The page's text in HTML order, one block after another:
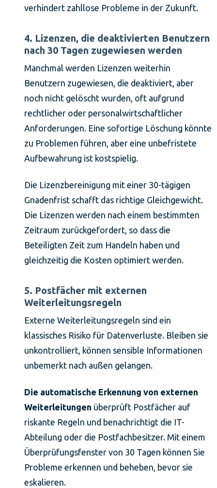
verhindert zahllose Probleme in der Zukunft.
4. Lizenzen, die deaktivierten Benutzern
nach 30 Tagen zugewiesen werden
Manchmal werden Lizenzen weiterhin
Benutzern zugewiesen, die deaktiviert, aber
noch nicht gelöscht wurden, oft aufgrund
rechtlicher oder personalwirtschaftlicher
Anforderungen. Eine sofortige Löschung könnte
zu Problemen führen, aber eine unbefristete
Aufbewahrung ist kostspielig.
Die Lizenzbereinigung mit einer 30-tägigen
Gnadenfrist schafft das richtige Gleichgewicht.
Die Lizenzen werden nach einem bestimmten
Zeitraum zurückgefordert, so dass die
Beteiligten Zeit zum Handeln haben und
gleichzeitig die Kosten optimiert werden.
5. Postfächer mit externen
Weiterleitungsregeln
Externe Weiterleitungsregeln sind ein
klassisches Risiko für Datenverluste. Bleiben sie
unkontrolliert, können sensible Informationen
unbemerkt nach außen gelangen.
Die automatische Erkennung von externen
Weiterleitungen überprüft Postfächer auf
riskante Regeln und benachrichtigt die IT-
Abteilung oder die Postfachbesitzer. Mit einem
Überprüfungsfenster von 30 Tagen können Sie
Probleme erkennen und beheben, bevor sie
eskalieren.